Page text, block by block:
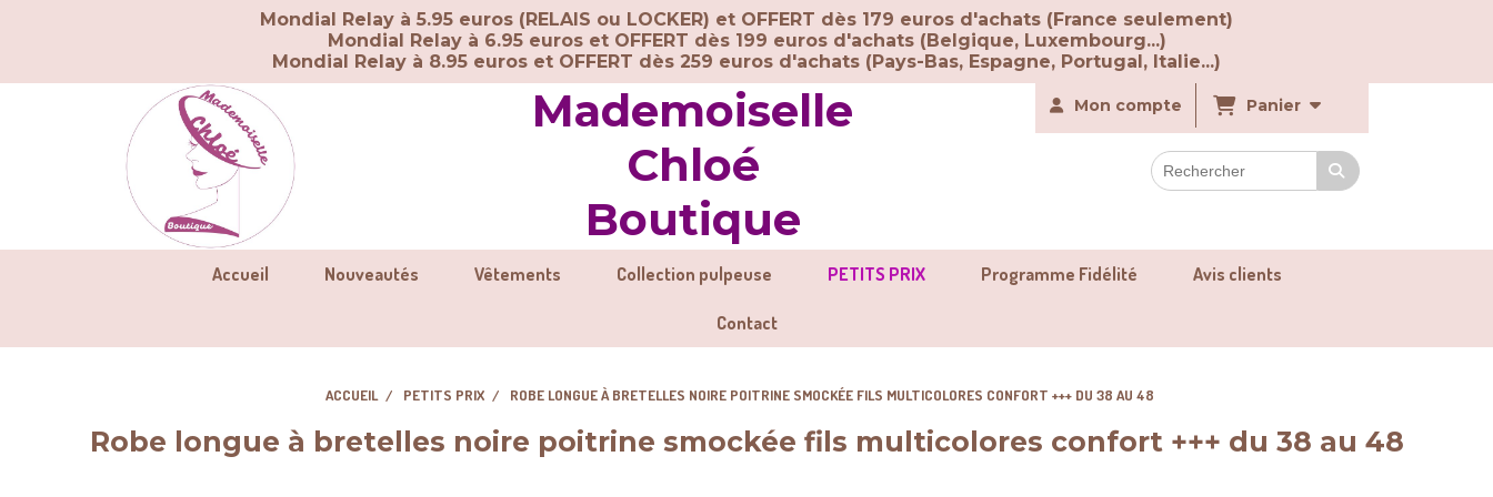
Mondial Relay à 5.95 euros (RELAIS ou LOCKER) et OFFERT dès 179 euros d'achats (France seulement)
Mondial Relay à 6.95 euros et OFFERT dès 199 euros d'achats (Belgique, Luxembourg...)
Mondial Relay à 8.95 euros et OFFERT dès 259 euros d'achats (Pays-Bas, Espagne, Portugal, Italie...)
Mademoiselle
Chloé
Boutique
Mon compte Panier
Accueil Nouveautés Vêtements Collection pulpeuse PETITS PRIX Programme Fidélité Avis clients
Contact
ACCUEIL PETITS PRIX ROBE LONGUE À BRETELLES NOIRE POITRINE SMOCKÉE FILS MULTICOLORES CONFORT +++ DU 38 AU 48
Robe longue à bretelles noire poitrine smockée fils multicolores confort +++ du 38 au 48